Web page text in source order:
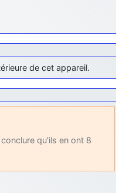
de cet appareil.
qu'ils en ont 8